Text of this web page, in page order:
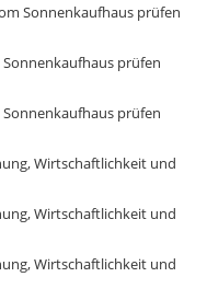
Sonnenkaufhaus prüfen
prüfen
prüfen
Wirtschaftlichkeit und
Wirtschaftlichkeit und
Wirtschaftlichkeit und